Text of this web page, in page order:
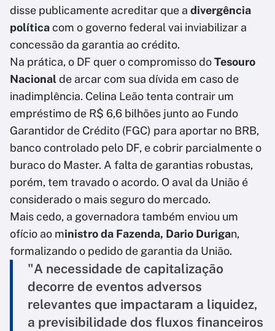
disse publicamente acreditar que a divergência
políticacom o governo federal vai inviabilizar a
concessão da garantia ao crédito.
Na prática, o DF quer o compromisso doTesouro
Nacionalde arcar com sua dívida em caso de
inadimplência. Celina Leão tenta contrair um
empréstimo de R$ 6,6 bilhões junto ao Fundo
Garantidor de Crédito (FGC) para aportar no BRB,
banco controlado pelo DF, e cobrir parcialmente o
buraco do Master. A falta de garantias robustas,
porém, tem travado o acordo. O aval da União é
considerado o mais seguro do mercado.
Mais cedo, a governadora também enviou um
ofício ao ministro da Fazenda, Dario Durigan,
formalizando o pedido de garantia da União.
"A necessidade de capitalização
decorre de eventos adversos
relevantes que impactaram a liquidez,
a previsibilidade dos fluxos financeiros